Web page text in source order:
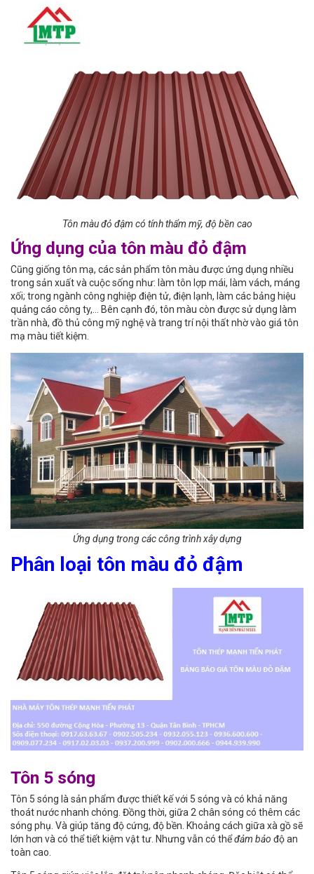
Tôn màu đỏ đậm có tính thẩm mỹ, độ bền cao
Ứng dụng của tôn màu đỏ đậm
Cũng giống tôn mạ, các sản phẩm tôn màu được ứng dụng nhiều
trong sản xuất và cuộc sống như: làm tôn lợp mái, làm vách, máng
xối; trong ngành công nghiệp điện tử, điện lạnh, làm các bảng hiệu
quảng cáo công ty,… Bên cạnh đó, tôn màu còn được sử dụng làm
trần nhà, đồ thủ công mỹ nghệ và trang trí nội thất nhờ vào giá tôn
mạ màu tiết kiệm.
Ứng dụng trong các công trình xây dựng
Phân loại tôn màu đỏ đậm
Tôn 5 sóng
Tôn 5 sóng là sản phẩm được thiết kế với 5 sóng và có khả năng
thoát nước nhanh chóng. Đồng thời, giữa 2 chân sóng có thêm các
sóng phụ. Và giúp tăng độ cứng, độ bền. Khoảng cách giữa xà gồ sẽ
lớn hơn và có thể tiết kiệm vật tư. Nhưng vẫn có thểđảm bảo độ an
toàn cao.